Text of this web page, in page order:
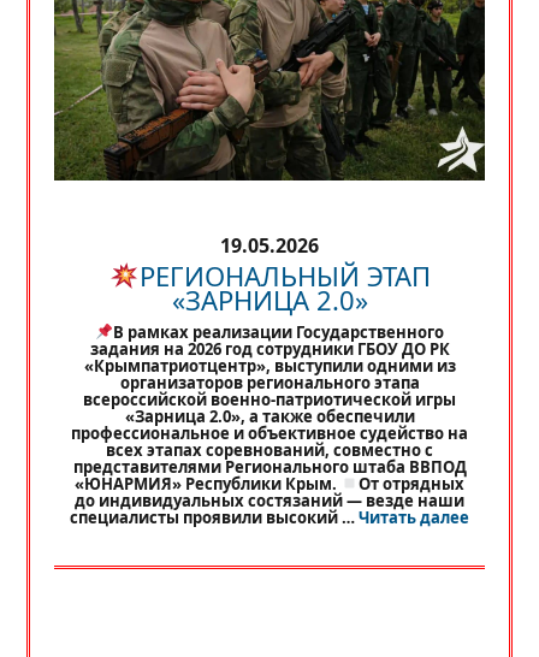
19.05.2026
РЕГИОНАЛЬНЫЙ ЭТАП
«ЗАРНИЦА 2.0»
В рамках реализации Государственного
задания на 2026 год сотрудники ГБОУ ДО РК
«Крымпатриотцентр», выступили одними из
организаторов регионального этапа
всероссийской военно-патриотической игры
«Зарница 2.0», а также обеспечили
профессиональное и объективное судейство на
всех этапах соревнований, совместно с
представителями Регионального штаба ВВПОД
«ЮНАРМИЯ» Республики Крым. От отрядных
до индивидуальных состязаний — везде наши
специалисты проявили высокий …Читать далее«